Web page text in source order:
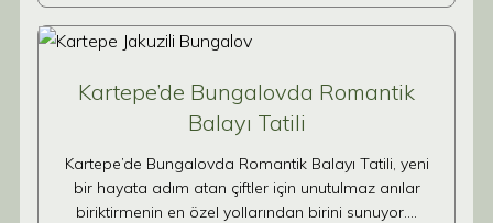
Kartepe’de Bungalovda Romantik
Balayı Tatili
Kartepe’de Bungalovda Romantik Balayı Tatili, yeni
bir hayata adım atan çiftler için unutulmaz anılar
biriktirmenin en özel yollarından birini sunuyor.…